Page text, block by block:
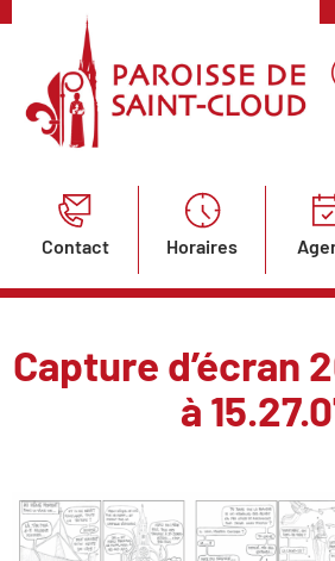
Contact Horaires
Capture d’écran
à